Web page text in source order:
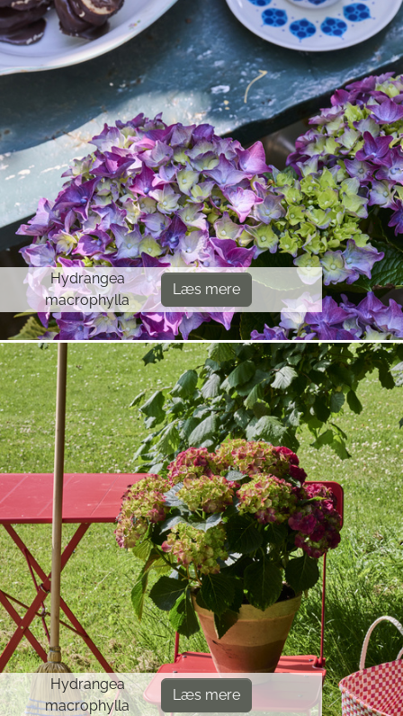
Hydrangea
macrophylla
Læs mere
Hydrangea
macrophylla
Læs mere